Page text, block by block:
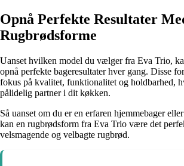
Opnå Perfekte Resultater
Rugbrødsforme
Uanset hvilken model du vælger fra Eva Trio,
opnå perfekte bageresultater hver gang. Disse
fokus på kvalitet, funktionalitet og holdbarhed,
pålidelig partner i dit køkken.
Så uanset om du er en erfaren hjemmebager
kan en rugbrødsform fra Eva Trio være det
velsmagende og velbagte rugbrød.